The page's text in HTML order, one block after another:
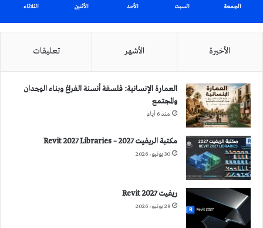
الجمعة السبت الأحد الأثنين الثلاثاء
الأخيرة الأشهر تعليقات
العمارة الإنسانية: فلسفة أنسنة الفراغ وبناء الوجدان
والمجتمع
منذ 6 أيام
مكتبة الريفيت 2027 – Revit 2027 Libraries
30 يونيو، 2026
ريفيت 2027 Revit
29 يونيو، 2026